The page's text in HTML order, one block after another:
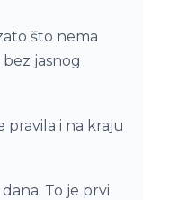
što nema
jasnog
pravila i na kraju
To je prvi